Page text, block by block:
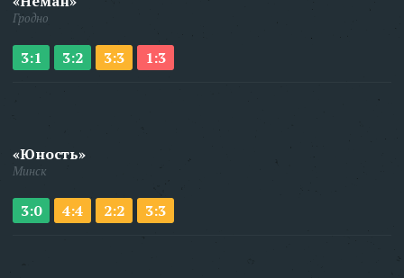
Гродно
3:1 3:2 3:3 1:3
«Юность»
Минск
3:0 4:4 2:2 3:3